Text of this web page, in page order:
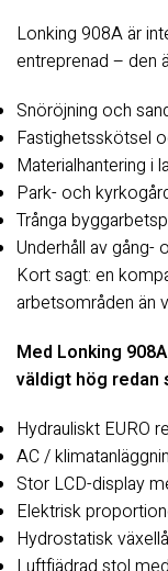
Lonking 908A är
entreprenad – den
Snöröjning och
Fastighetsskötsel
Materialhantering i
Park- och
Trånga
Underhåll av gång-
Kort sagt: en
arbetsområden än
Med Lonking
väldigt hög redan
Hydrauliskt EURO
AC /
Stor LCD-display
Elektrisk
Hydrostatisk